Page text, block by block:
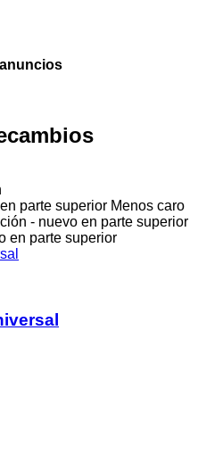
parte superior Menos caro
- nuevo en parte superior
en parte superior